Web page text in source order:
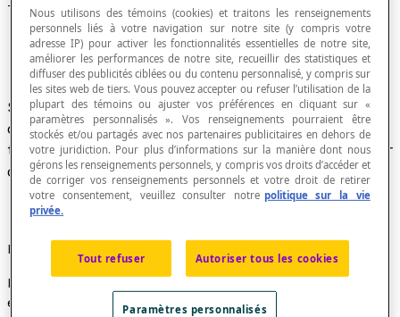
Trace d'une translation
Si test unetranslationdu plan et un point P de
ce plan, on appelle trace de la translationt
toute droite qui passe par P et son imaget (P) par
cette translation.
Propriété
L'ensemble des traces d'une translation forme un
ensemble de
droites parallèles ou une
Nous utilisons des témoins (cookies) et traitons les renseignements
personnels liés à votre navigation sur notre site (y compris votre
adresse IP) pour activer les fonctionnalités essentielles de notre site,
améliorer les performances de notre site, recueillir des statistiques et
diffuser des publicités ciblées ou du contenu personnalisé, y compris sur
les sites web de tiers. Vous pouvez accepter ou refuser l’utilisation de la
plupart des témoins ou ajuster vos préférences en cliquant sur «
paramètres personnalisés ». Vos renseignements pourraient être
stockés et/ou partagés avec nos partenaires publicitaires en dehors de
votre juridiction. Pour plus d’informations sur la manière dont nous
gérons les renseignements personnels, y compris vos droits d’accéder et
de corriger vos renseignements personnels et votre droit de retirer
votre consentement, veuillez consulter notre politique sur la vie
privée.
Tout refuser Autoriser tous les cookies
Paramètres personnalisés